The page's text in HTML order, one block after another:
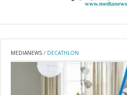
MEDIANEWS / DECATHLON